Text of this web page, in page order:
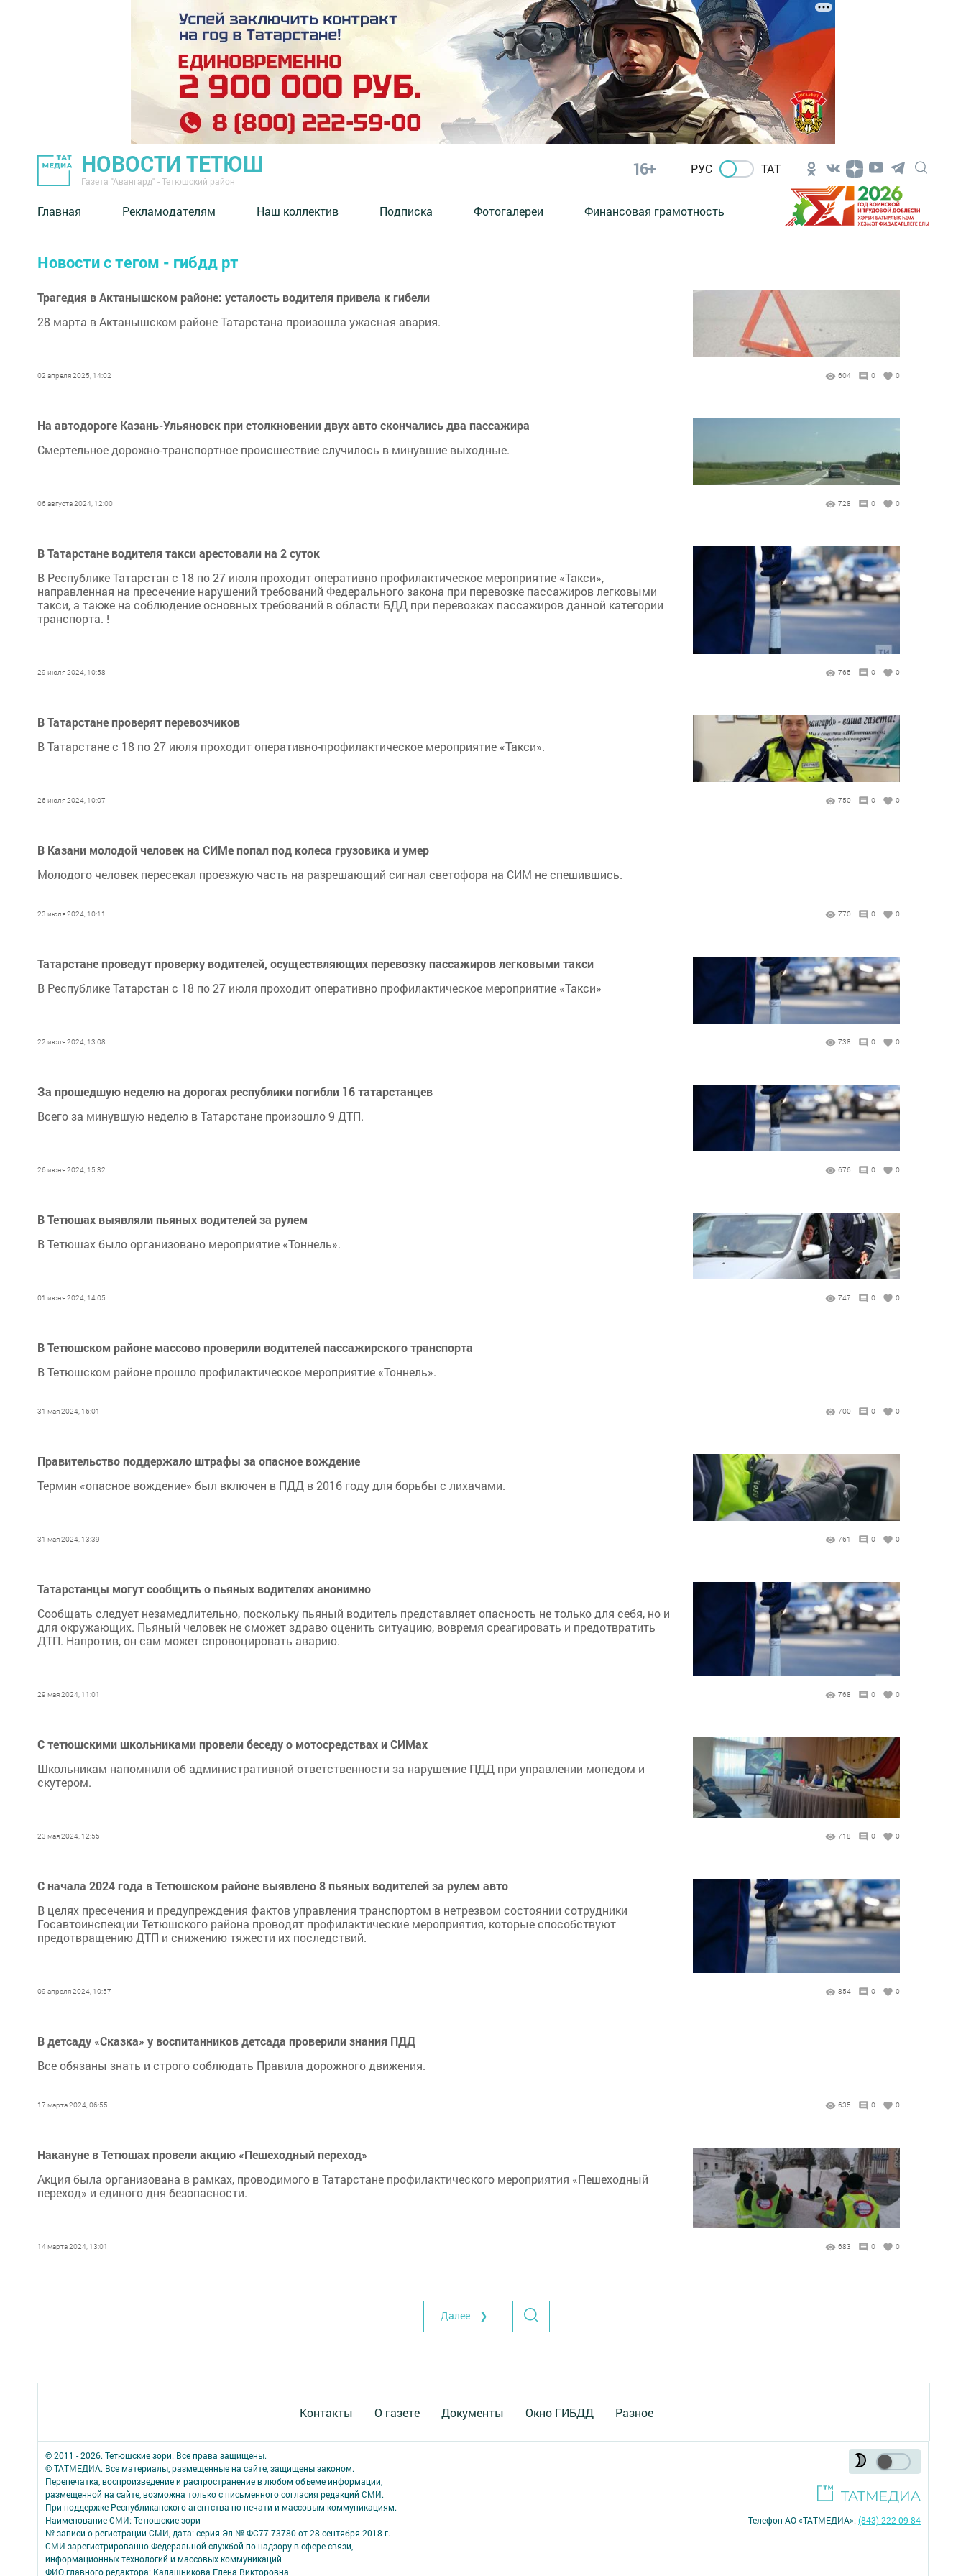
НОВОСТИ ТЕТЮШ
Газета "Авангард" - Тетюшский район
16+ РУС ТАТ
Главная Рекламодателям Наш коллектив Подписка Фотогалереи Финансовая грамотность
Новости с тегом - гибдд рт
Трагедия в Актанышском районе: усталость водителя привела к гибели
28 марта в Актанышском районе Татарстана произошла ужасная авария.
02 апреля 2025, 14:02 604 0 0
На автодороге Казань-Ульяновск при столкновении двух авто скончались два пассажира
Смертельное дорожно-транспортное происшествие случилось в минувшие выходные.
06 августа 2024, 12:00 728 0 0
В Татарстане водителя такси арестовали на 2 суток
В Республике Татарстан с 18 по 27 июля проходит оперативно профилактическое мероприятие «Такси»,
направленная на пресечение нарушений требований Федерального закона при перевозке пассажиров легковыми
такси, а также на соблюдение основных требований в области БДД при перевозках пассажиров данной категории
транспорта. !
29 июля 2024, 10:58 765 0 0
В Татарстане проверят перевозчиков
В Татарстане с 18 по 27 июля проходит оперативно-профилактическое мероприя­тие «Такси».
26 июля 2024, 10:07 750 0 0
В Казани молодой человек на СИМе попал под колеса грузовика и умер
Молодого человек пересекал проезжую часть на разрешающий сигнал светофора на СИМ не спешившись.
23 июля 2024, 10:11 770 0 0
Татарстане проведут проверку водителей, осуществляющих перевозку пассажиров легковыми такси
В Республике Татарстан с 18 по 27 июля проходит оперативно профилактическое мероприятие «Такси»
22 июля 2024, 13:08 738 0 0
За прошедшую неделю на дорогах республики погибли 16 татарстанцев
Всего за минувшую неделю в Татарстане произошло 9 ДТП.
26 июня 2024, 15:32 676 0 0
В Тетюшах выявляли пьяных водителей за рулем
В Тетюшах было организовано мероприятие «Тоннель».
01 июня 2024, 14:05 747 0 0
В Тетюшском районе массово проверили водителей пассажирского транспорта
В Тетюшском районе прошло профилактическое мероприятие «Тоннель».
31 мая 2024, 16:01 700 0 0
Правительство поддержало штрафы за опасное вождение
Термин «опасное вождение» был включен в ПДД в 2016 году для борьбы с лихачами.
31 мая 2024, 13:39 761 0 0
Татарстанцы могут сообщить о пьяных водителях анонимно
Сообщать следует незамедлительно, поскольку пьяный водитель представляет опасность не только для себя, но и
для окружающих. Пьяный человек не сможет здраво оценить ситуацию, вовремя среагировать и предотвратить
ДТП. Напротив, он сам может спровоцировать аварию.
29 мая 2024, 11:01 768 0 0
С тетюшскими школьниками провели беседу о мотосредствах и СИМах
Школьникам напомнили об административной ответственности за нарушение ПДД при управлении мопедом и
скутером.
23 мая 2024, 12:55 718 0 0
C начала 2024 года в Тетюшском районе выявлено 8 пьяных водителей за рулем авто
В целях пресечения и предупреждения фактов управления транспортом в нетрезвом состоянии сотрудники
Госавтоинспекции Тетюшского района проводят профилактические мероприятия, которые способствуют
предотвращению ДТП и снижению тяжести их последствий.
09 апреля 2024, 10:57 854 0 0
В детсаду «Сказка» у воспитанников детсада проверили знания ПДД
Все обязаны знать и строго соблюдать Правила дорожного движения.
17 марта 2024, 06:55 635 0 0
Накануне в Тетюшах провели акцию «Пешеходный переход»
Акция была организована в рамках, проводимого в Татарстане профилактического мероприятия «Пешеходный
переход» и единого дня безопасности.
14 марта 2024, 13:01 683 0 0
Далее ❯
Контакты О газете Документы Окно ГИБДД Разное
© 2011 - 2026. Тетюшские зори. Все права защищены.
© ТАТМЕДИА. Все материалы, размещенные на сайте, защищены законом.
Перепечатка, воспроизведение и распространение в любом объеме информации,
размещенной на сайте, возможна только с письменного согласия редакций СМИ.
При поддержке Республиканского агентства по печати и массовым коммуникациям.
Наименование СМИ: Тетюшские зори
№ записи о регистрации СМИ, дата: серия Эл № ФС77-73780 от 28 сентября 2018 г.
СМИ зарегистрированно Федеральной службой по надзору в сфере связи,
информационных технологий и массовых коммуникаций
ФИО главного редактора: Калашникова Елена Викторовна
Телефон АО «ТАТМЕДИА»:(843) 222 09 84